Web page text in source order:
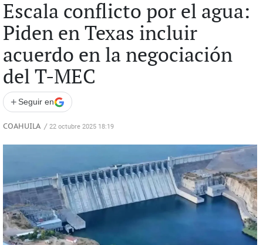
Escala conflicto por el agua:
Piden en Texas incluir
acuerdo en la negociación
del T-MEC
+ Seguir en
COAHUILA / 22 octubre 2025 18:19